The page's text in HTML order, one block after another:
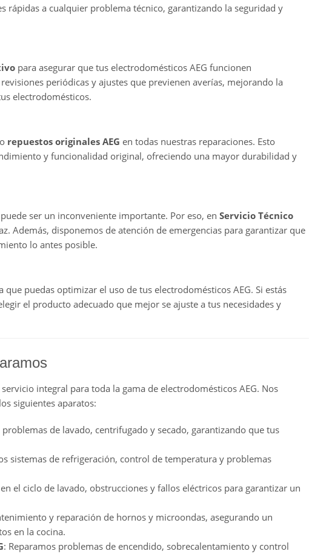
rápidas a cualquier problema técnico, garantizando la seguridad y
para asegurar que tus electrodomésticos AEG funcionen
periódicas y ajustes que previenen averías, mejorando la
electrodomésticos.
repuestos originales AEG en todas nuestras reparaciones. Esto
y funcionalidad original, ofreciendo una mayor durabilidad y
ser un inconveniente importante. Por eso, en Servicio Técnico
Además, disponemos de atención de emergencias para garantizar que
lo antes posible.
que puedas optimizar el uso de tus electrodomésticos AEG. Si estás
el producto adecuado que mejor se ajuste a tus necesidades y
integral para toda la gama de electrodomésticos AEG. Nos
siguientes aparatos:
de lavado, centrifugado y secado, garantizando que tus
sistemas de refrigeración, control de temperatura y problemas
el ciclo de lavado, obstrucciones y fallos eléctricos para garantizar un
y reparación de hornos y microondas, asegurando un
en la cocina.
: Reparamos problemas de encendido, sobrecalentamiento y control